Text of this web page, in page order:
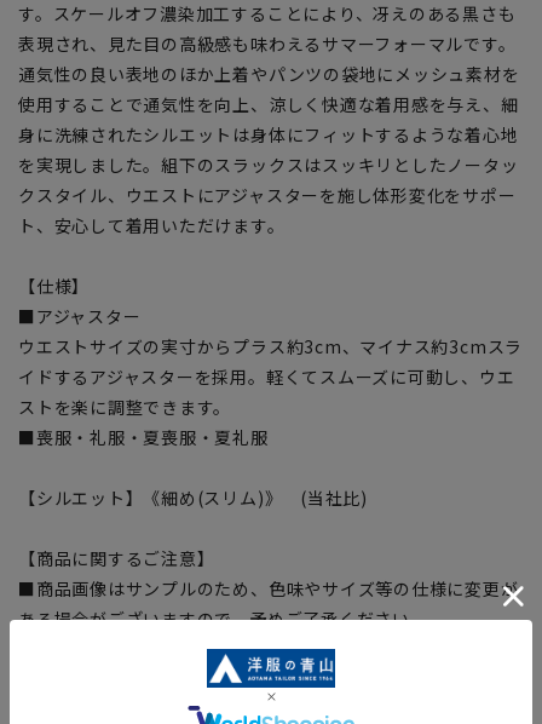
す。スケールオフ濃染加工することにより、冴えのある黒さも
表現され、見た目の高級感も味わえるサマーフォーマルです。
通気性の良い表地のほか上着やパンツの袋地にメッシュ素材を
使用することで通気性を向上、涼しく快適な着用感を与え、細
身に洗練されたシルエットは身体にフィットするような着心地
を実現しました。組下のスラックスはスッキリとしたノータッ
クスタイル、ウエストにアジャスターを施し体形変化をサポー
ト、安心して着用いただけます。
【仕様】
■アジャスター
ウエストサイズの実寸からプラス約3cm、マイナス約3cmスラ
イドするアジャスターを採用。軽くてスムーズに可動し、ウエ
ストを楽に調整できます。
■喪服・礼服・夏喪服・夏礼服
【シルエット】《細め(スリム)》 (当社比)
【商品に関するご注意】
■商品画像はサンプルのため、色味やサイズ等の仕様に変更が
ある場合がございますので、予めご了承ください。
■ゆとり感には個人差があります。サイズ表を確認の上、ご購
入の目安としてご利用ください。
■ブラウザやお使いのモニター環境、室内外等の撮影時の環境